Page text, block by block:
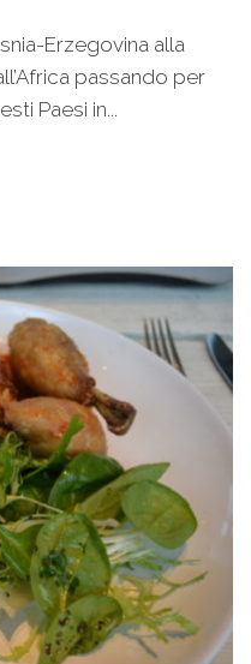
Erzegovina alla
passando per
Paesi in...